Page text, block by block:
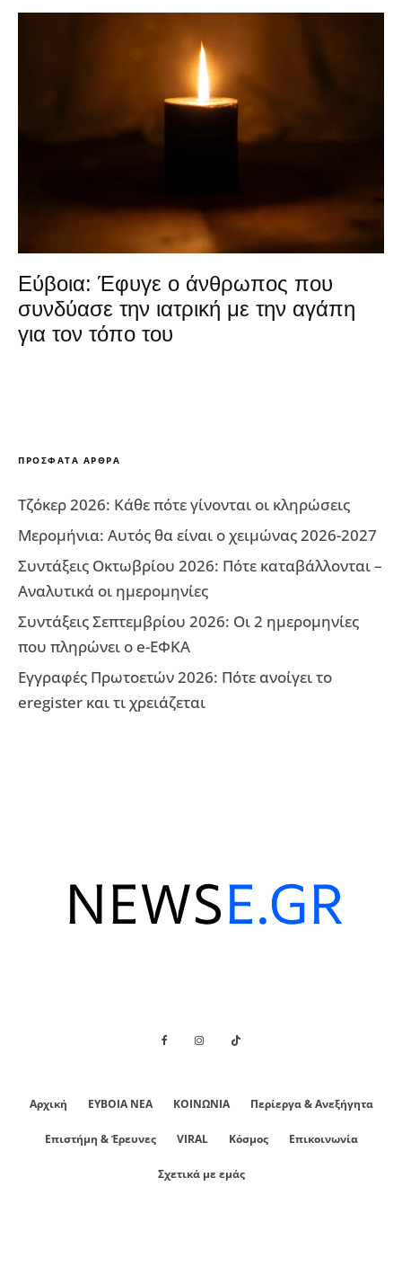
Εύβοια: Έφυγε ο άνθρωπος που
συνδύασε την ιατρική με την αγάπη
για τον τόπο του
ΠΡΌΣΦΑΤΑ ΆΡΘΡΑ
Τζόκερ 2026: Κάθε πότε γίνονται οι κληρώσεις
Μερομήνια: Αυτός θα είναι ο χειμώνας 2026-2027
Συντάξεις Οκτωβρίου 2026: Πότε καταβάλλονται –
Αναλυτικά οι ημερομηνίες
Συντάξεις Σεπτεμβρίου 2026: Οι 2 ημερομηνίες
που πληρώνει ο e-ΕΦΚΑ
Εγγραφές Πρωτοετών 2026: Πότε ανοίγει το
eregister και τι χρειάζεται
Αρχική ΕΥΒΟΙΑ ΝΕΑ ΚΟΙΝΩΝΙΑ Περίεργα & Ανεξήγητα
Επιστήμη & Έρευνες VIRAL Κόσμος Επικοινωνία
Σχετικά με εμάς